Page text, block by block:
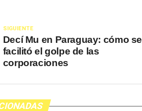
SIGUIENTE
Decí Mu en Paraguay: cómo se
facilitó el golpe de las
corporaciones